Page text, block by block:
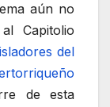
aún no
Capitolio
del
de esta